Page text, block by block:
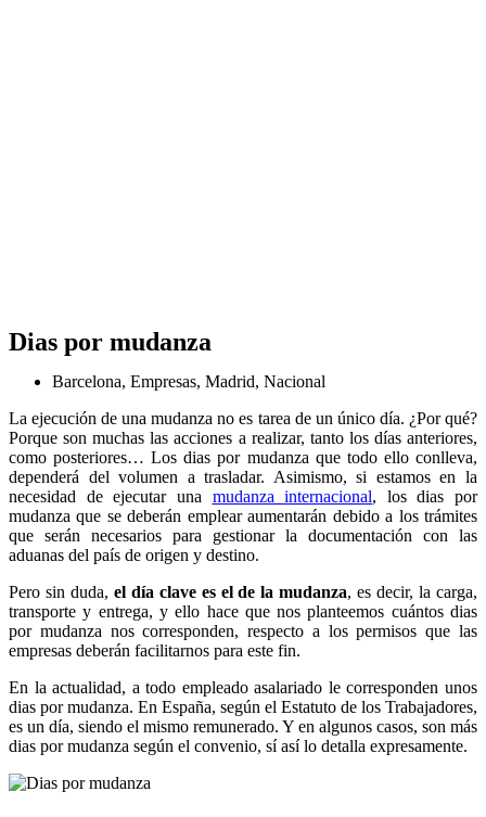
Dias por mudanza
Barcelona, Empresas, Madrid, Nacional
La ejecución de una mudanza no es tarea de un único día. ¿Por qué?
Porque son muchas las acciones a realizar, tanto los días anteriores,
como posteriores… Los dias por mudanza que todo ello conlleva,
dependerá del volumen a trasladar. Asimismo, si estamos en la
necesidad de ejecutar una mudanza internacional, los dias por
mudanza que se deberán emplear aumentarán debido a los trámites
que serán necesarios para gestionar la documentación con las
aduanas del país de origen y destino.
Pero sin duda, el día clave es el de la mudanza, es decir, la carga,
transporte y entrega, y ello hace que nos planteemos cuántos dias
por mudanza nos corresponden, respecto a los permisos que las
empresas deberán facilitarnos para este fin.
En la actualidad, a todo empleado asalariado le corresponden unos
dias por mudanza. En España, según el Estatuto de los Trabajadores,
es un día, siendo el mismo remunerado. Y en algunos casos, son más
dias por mudanza según el convenio, sí así lo detalla expresamente.